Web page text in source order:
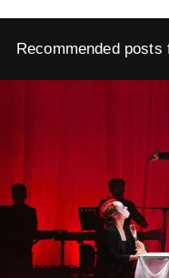
Recommended posts